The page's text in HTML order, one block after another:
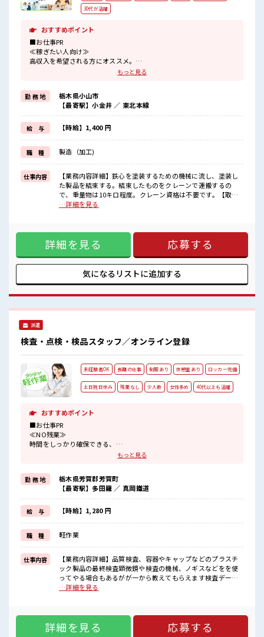
30代が活躍
おすすめポイント
■お仕事PR
≪稼ぎたい人向け≫
高収入を希望される方にオススメ。
残業は月20時間以上あります♪
派手過ぎなければ髪型や髪色自由♪
(規定有)≪動きやすい制服アリ≫
制服があるので、
毎日の服装の悩み解消♪
≪未経験の方も大カンゲイ≫
新しいことにチャレンジするのは不安だけど、
しっかり働く環境が整っています！
イチからスキルUP・ステップUP目指していきましょう！
≪収入アップを目指せる≫
高時給だらけの派遣のお仕事です！
■職場の雰囲気
一緒に働く仲間ともなじみやすい少人数の職場☆
活気あふれる20代活躍中の職場です☆
もっと見る
勤 務 地
栃木県小山市
【最寄駅】小金井 ／ 東北本線
給 与 【時給】1,400 円
職 種 製造（加工)
仕事内容
【業務内容詳細】鉄心を塗装するための機械に流し、塗装し
た製品を結束する。結束したものをクレーンで運搬するの
で、重量物は10キロ程度。クレーン資格は不要です。【取扱
製品情報】鉄心 ■お仕事PR ≪稼ぎたい人向け≫ 高収入を希望
有)≪動きやすい制服アリ≫ 制服があるので、 毎日の服装の
悩み解消♪ ≪未経験の方も大カンゲイ≫ 新しいことにチャレ
ンジするのは不安だけど、 しっかり働く環境が整っていま
す！ イチからスキルUP・ステップUP目指していきましょ
う！ ≪収入アップを目指せる≫ 高時給だらけの派遣のお仕事
個性を大事にできます♪ 活気あふれる20代活躍中の職場です
☆
…詳細を見る
詳細を見る 応募する
気になるリストに追加する
派遣
検査・点検・検品スタッフ／オンライン登録
未経験者OK 長期の仕事 制服あり 休憩室あり ロッカー完備
土日祝日休み 残業なし 少人数 女性多め 40代以上も活躍
おすすめポイント
■お仕事PR
≪NO残業≫
時間をしっかり確保できる、
≪女性も仕事をしやすい職場≫
もちろん男性の応募も歓迎！
≪完全週休二日制≫
週末は家族や友人と一緒にプライベート満喫！
≪ラクラク制服アリ≫
制服があるので、
毎日の服装の悩み解消♪
≪初めての仕事だけど自分にもできそう≫
新しいことにチャレンジするのは不安だけど、
しっかり働く環境が整っています！
イチからスキルUP・ステップUP目指していきましょう！
■職場の雰囲気
『少人数』だからコミュニケーションも取りやすい？
もっと見る
勤 務 地
栃木県芳賀郡芳賀町
【最寄駅】多田羅 ／ 真岡鐵道
給 与 【時給】1,280 円
職 種 軽作業
仕事内容
【業務内容詳細】品質検査、容器やキャップなどのプラスチ
ック製品の最終検査顕微鏡や検査の機械、ノギスなどをを使
ってやる場合もあるがが一から教えてもらえます検査データ
をPCへ入力【重量】10キロ未満(箱を運ぶ時だけ)【座り立
お仕事PR ≪NO残業≫ 時間をしっかり確保できる、 残業基本
ナシのお仕事♪ オンとオフをきっちり切り替えたい方にオス
スメ！ ≪女性も仕事をしやすい職場≫ もちろん男性の応募も
…詳細を見る
詳細を見る 応募する